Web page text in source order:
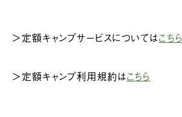
＞定額キャンプサービスについてはこちら
＞定額キャンプ利用規約はこちら